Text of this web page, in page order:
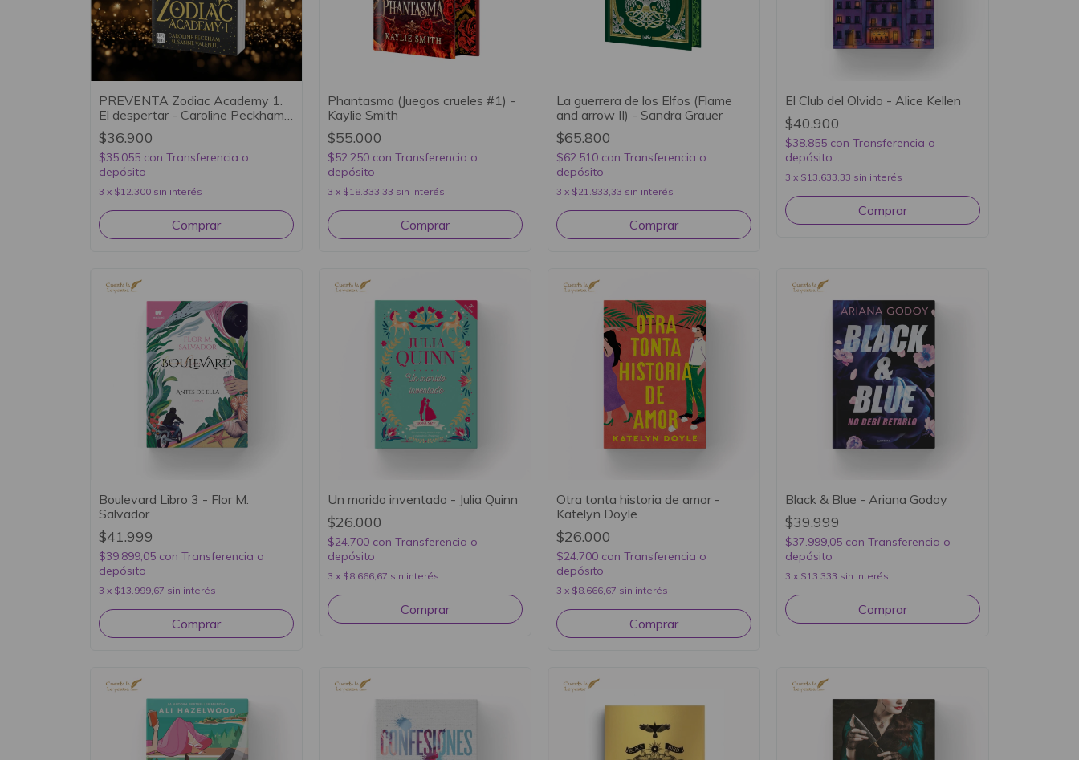
PREVENTA Zodiac Academy 1.
El despertar - Caroline Peckham
y Susanne Valenti
$36.900
$35.055 con Transferencia o
depósito
3 x $12.300 sin interés
Phantasma (Juegos crueles #1) -
Kaylie Smith
$55.000
$52.250 con Transferencia o
depósito
3 x $18.333,33 sin interés
La guerrera de los Elfos (Flame
and arrow II) - Sandra Grauer
$65.800
$62.510 con Transferencia o
depósito
3 x $21.933,33 sin interés
El Club del Olvido - Alice Kellen
$40.900
$38.855 con Transferencia o
depósito
3 x $13.633,33 sin interés
Boulevard Libro 3 - Flor M.
Salvador
$41.999
$39.899,05 con Transferencia o
depósito
3 x $13.999,67 sin interés
Un marido inventado - Julia Quinn
$26.000
$24.700 con Transferencia o
depósito
3 x $8.666,67 sin interés
Otra tonta historia de amor -
Katelyn Doyle
$26.000
$24.700 con Transferencia o
depósito
3 x $8.666,67 sin interés
Black & Blue - Ariana Godoy
$39.999
$37.999,05 con Transferencia o
depósito
3 x $13.333 sin interés